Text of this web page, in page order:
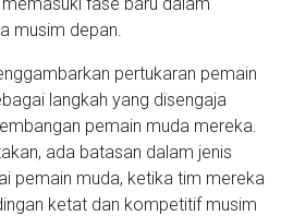
musim depan.
pertukaran pemain
langkah yang disengaja
pemain muda mereka.
ada batasan dalam jenis
pemain muda, ketika tim mereka
ketat dan kompetitif musim